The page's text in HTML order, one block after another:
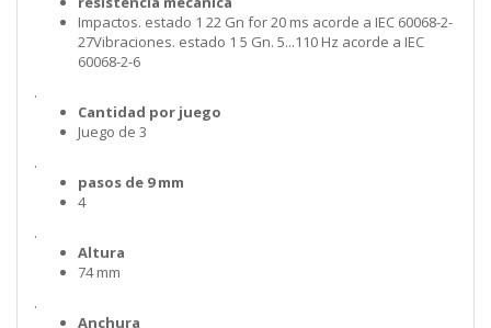
Impactos. estado 1 22 Gn for 20 ms acorde a IEC 60068-2-
27Vibraciones. estado 1 5 Gn. 5...110 Hz acorde a IEC
60068-2-6
.
Cantidad por juego
Juego de 3
.
pasos de 9 mm
4
.
Altura
74 mm
.
Anchura